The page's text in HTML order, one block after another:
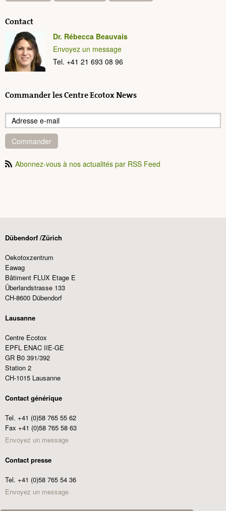
Contact
Dr. Rébecca Beauvais
Envoyez un message
Tel. +41 21 693 08 96
Commander les Centre Ecotox News
Commander
Abonnez-vous à nos actualités par RSS Feed
Dübendorf /Zürich
Oekotoxzentrum
Eawag
Bâtiment FLUX Etage E
Überlandstrasse 133
CH-8600 Dübendorf
Lausanne
Centre Ecotox
EPFL ENAC IIE-GE
GR B0 391/392
Station 2
CH-1015 Lausanne
Contact générique
Tel. +41 (0)58 765 55 62
Fax +41 (0)58 765 58 63
Envoyez un message
Contact presse
Tel. +41 (0)58 765 54 36
Envoyez un message